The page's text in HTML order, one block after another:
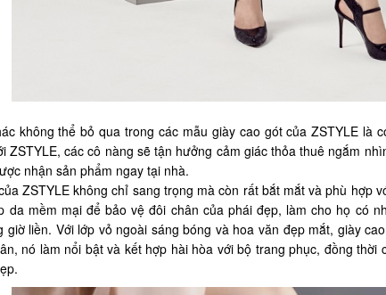
không thể bỏ qua trong các mẫu giày cao gót của ZSTYLE là
ZSTYLE, các cô nàng sẽ tận hưởng cảm giác thỏa thuê ngắm
nhận sản phẩm ngay tại nhà.
ZSTYLE không chỉ sang trọng mà còn rất bắt mắt và phù hợp
da mềm mại để bảo vệ đôi chân của phái đẹp, làm cho họ có
giờ liền. Với lớp vỏ ngoài sáng bóng và hoa văn đẹp mắt, giày
nó làm nổi bật và kết hợp hài hòa với bộ trang phục, đồng